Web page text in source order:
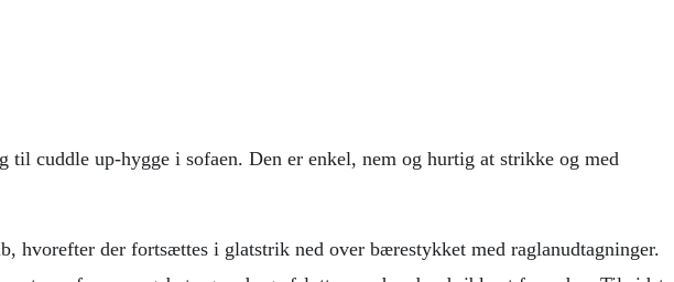
cuddle up-hygge i sofaen. Den er enkel, nem og hurtig at strikke og med
hvorefter der fortsættes i glatstrik ned over bærestykket med raglanudtagninger.